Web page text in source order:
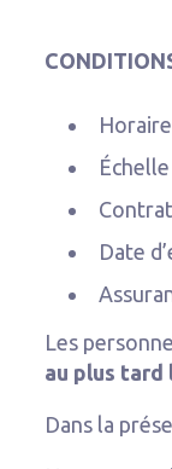
Date
Les
au plus tard
Dans la